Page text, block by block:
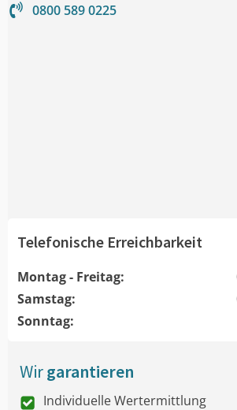
0800 589 0225
Telefonische Erreichbarkeit
Montag - Freitag:
Samstag:
Sonntag:
Wirgarantieren
Individuelle Wertermittlung